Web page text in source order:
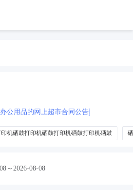
公用品的网上超市合同公告]
机硒鼓打印机硒鼓打印机硒鼓打印机硒鼓
～2026-08-08